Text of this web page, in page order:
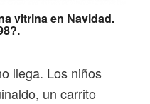
vitrina en Navidad.
llega. Los niños
un carrito